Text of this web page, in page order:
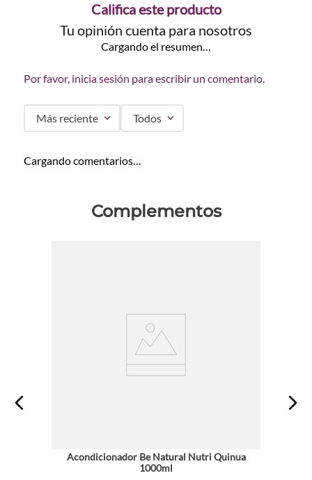
Califica este producto
Tu opinión cuenta para nosotros
Cargando el resumen…
Por favor, inicia sesión para escribir un comentario.
Más reciente Todos
Cargando comentarios…
Complementos
Acondicionador Be Natural Nutri Quinua
1000ml